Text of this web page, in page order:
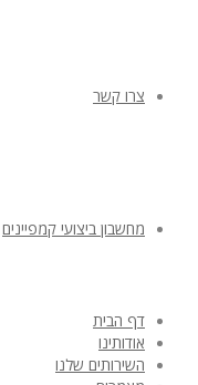
צרו קשר
מחשבון ביצועי קמפיינים
דף הבית
אודותינו
השירותים שלנו